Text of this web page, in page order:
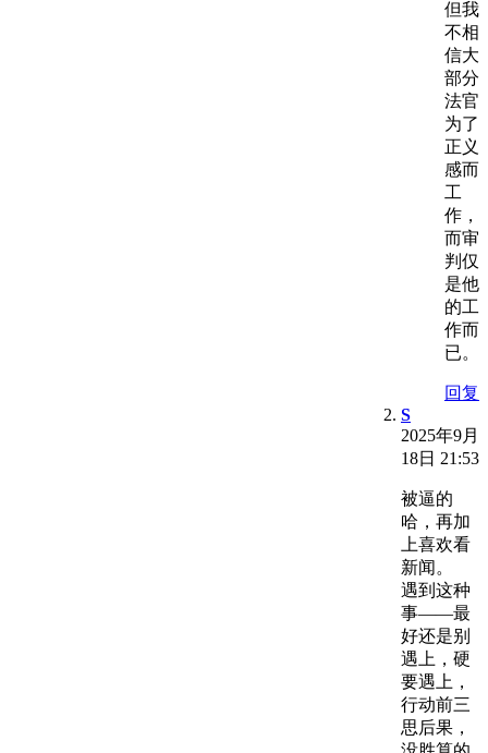
但我
不相
信大
部分
法官
为了
正义
感而
工
作，
而审
判仅
是他
的工
作而
已。
回复
S
2025年9月
18日 21:53
被逼的
哈，再加
上喜欢看
新闻。
遇到这种
事——最
好还是别
遇上，硬
要遇上，
行动前三
思后果，